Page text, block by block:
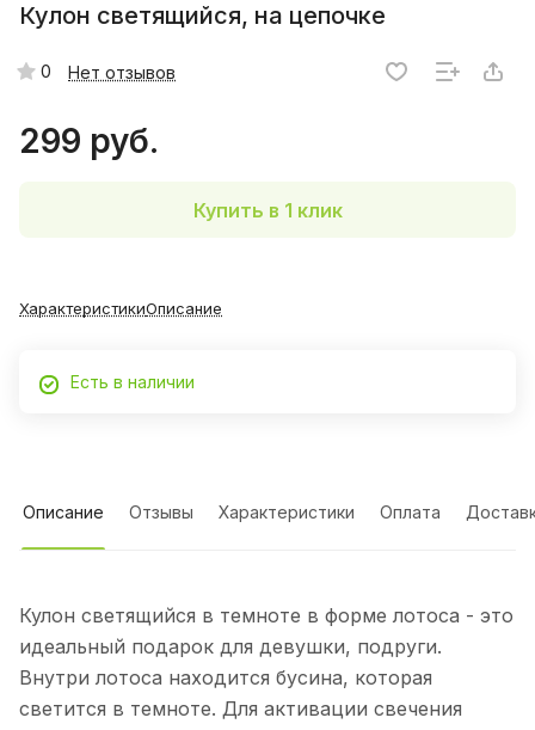
Кулон светящийся, на цепочке
0 Нет отзывов
299 руб.
Купить в 1 клик
ХарактеристикиОписание
Есть в наличии
Описание Отзывы Характеристики Оплата
Кулон светящийся в темноте в форме лотоса - это
идеальный подарок для девушки, подруги.
Внутри лотоса находится бусина, которая
светится в темноте. Для активации свечения